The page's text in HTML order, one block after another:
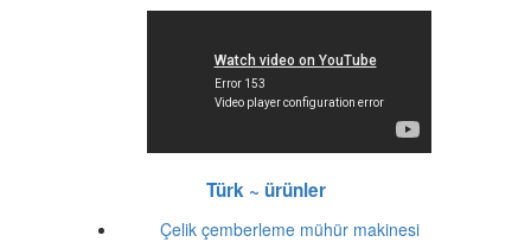
Türk ~ ürünler
Çelik çemberleme mühür makinesi